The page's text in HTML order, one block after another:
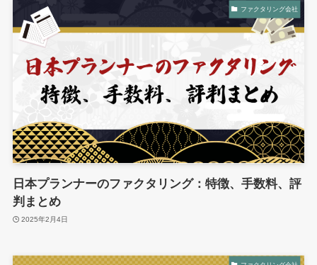
ファクタリング会社
日本プランナーのファクタリング：特徴、手数料、評
判まとめ
2025年2月4日